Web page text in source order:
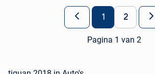
1 2
Pagina 1 van 2